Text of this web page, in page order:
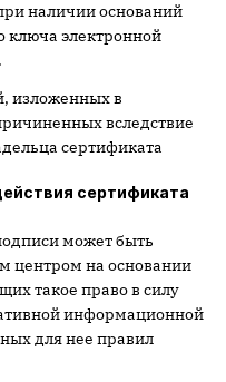
наличии оснований
ключа электронной
изложенных в
вследствие
сертификата
сертификата
может быть
центром на основании
такое право в силу
информационной
для нее правил